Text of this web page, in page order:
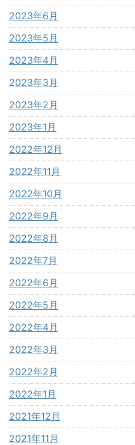
2023年6月
2023年5月
2023年4月
2023年3月
2023年2月
2023年1月
2022年12月
2022年11月
2022年10月
2022年9月
2022年8月
2022年7月
2022年6月
2022年5月
2022年4月
2022年3月
2022年2月
2022年1月
2021年12月
2021年11月